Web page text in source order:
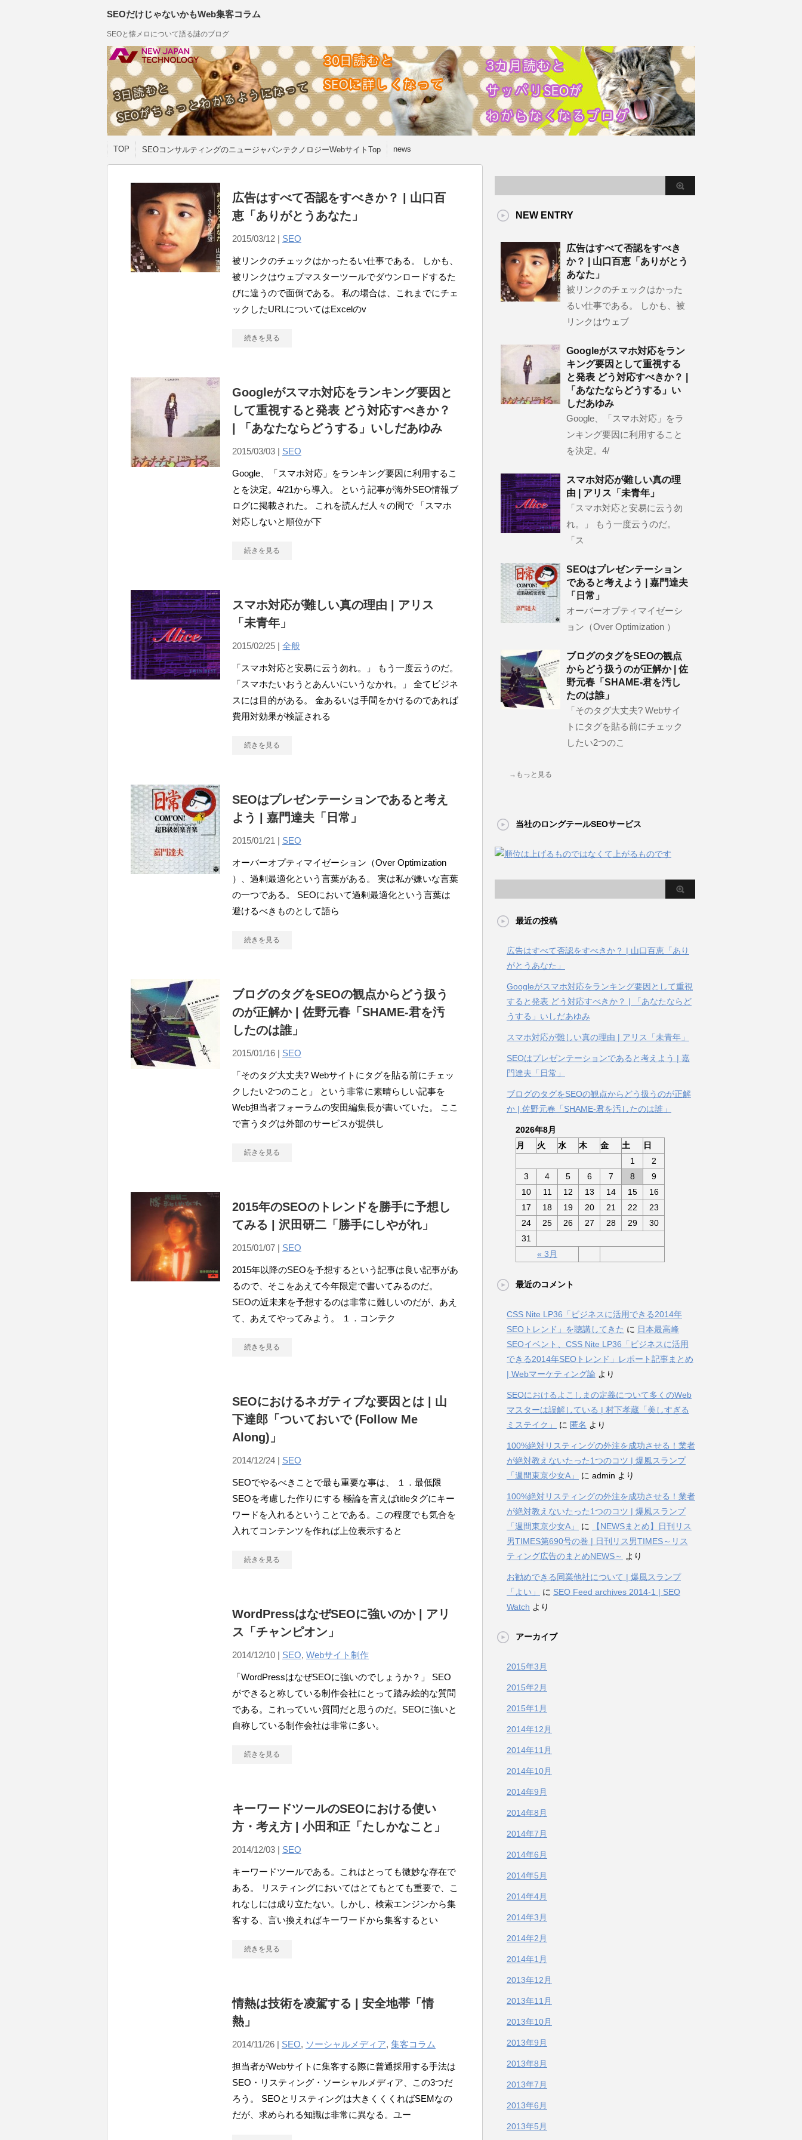
SEOだけじゃないかもWeb集客コラム
SEOと懐メロについて語る謎のブログ
TOP SEOコンサルティングのニュージャパンテクノロジーWebサイトTop news
広告はすべて否認をすべきか？ | 山口百
恵「ありがとうあなた」
2015/03/12 | SEO
被リンクのチェックはかったるい仕事である。 しかも、
被リンクはウェブマスターツールでダウンロードするた
びに違うので面倒である。 私の場合は、これまでにチェ
ックしたURLについてはExcelのv
続きを見る
Googleがスマホ対応をランキング要因と
して重視すると発表 どう対応すべきか？
| 「あなたならどうする」いしだあゆみ
2015/03/03 | SEO
Google、「スマホ対応」をランキング要因に利用するこ
とを決定。4/21から導入。 という記事が海外SEO情報ブ
ログに掲載された。 これを読んだ人々の間で 「スマホ
対応しないと順位が下
続きを見る
スマホ対応が難しい真の理由 | アリス
「未青年」
2015/02/25 | 全般
「スマホ対応と安易に云う勿れ。」 もう一度云うのだ。
「スマホたいおうとあんいにいうなかれ。」 全てビジネ
スには目的がある。 金あるいは手間をかけるのであれば
費用対効果が検証される
続きを見る
SEOはプレゼンテーションであると考え
よう | 嘉門達夫「日常」
2015/01/21 | SEO
オーバーオプティマイゼーション（Over Optimization
）、過剰最適化という言葉がある。 実は私が嫌いな言葉
の一つである。 SEOにおいて過剰最適化という言葉は
避けるべきものとして語ら
続きを見る
ブログのタグをSEOの観点からどう扱う
のが正解か | 佐野元春「SHAME-君を汚
したのは誰」
2015/01/16 | SEO
「そのタグ大丈夫? Webサイトにタグを貼る前にチェッ
クしたい2つのこと」 という非常に素晴らしい記事を
Web担当者フォーラムの安田編集長が書いていた。 ここ
で言うタグは外部のサービスが提供し
続きを見る
2015年のSEOのトレンドを勝手に予想し
てみる | 沢田研二「勝手にしやがれ」
2015/01/07 | SEO
2015年以降のSEOを予想するという記事は良い記事があ
るので、そこをあえて今年限定で書いてみるのだ。
SEOの近未来を予想するのは非常に難しいのだが、あえ
て、あえてやってみよう。 １．コンテク
続きを見る
SEOにおけるネガティブな要因とは | 山
下達郎「ついておいで (Follow Me
Along)」
2014/12/24 | SEO
SEOでやるべきことで最も重要な事は、 １．最低限
SEOを考慮した作りにする 極論を言えばtitleタグにキー
ワードを入れるということである。この程度でも気合を
入れてコンテンツを作れば上位表示すると
続きを見る
WordPressはなぜSEOに強いのか | アリ
ス「チャンピオン」
2014/12/10 | SEO, Webサイト制作
「WordPressはなぜSEOに強いのでしょうか？」 SEO
ができると称している制作会社にとって踏み絵的な質問
である。これっていい質問だと思うのだ。SEOに強いと
自称している制作会社は非常に多い。
続きを見る
キーワードツールのSEOにおける使い
方・考え方 | 小田和正「たしかなこと」
2014/12/03 | SEO
キーワードツールである。これはとっても微妙な存在で
ある。 リスティングにおいてはとてもとても重要で、こ
れなしには成り立たない。しかし、検索エンジンから集
客する、言い換えればキーワードから集客するとい
続きを見る
情熱は技術を凌駕する | 安全地帯「情
熱」
2014/11/26 | SEO, ソーシャルメディア, 集客コラム
担当者がWebサイトに集客する際に普通採用する手法は
SEO・リスティング・ソーシャルメディア、この3つだ
ろう。 SEOとリスティングは大きくくくればSEMなの
だが、求められる知識は非常に異なる。ユー
NEW ENTRY
広告はすべて否認をすべき
か？ | 山口百恵「ありがとう
あなた」
被リンクのチェックはかった
るい仕事である。 しかも、被
リンクはウェブ
Googleがスマホ対応をラン
キング要因として重視する
と発表 どう対応すべきか？ |
「あなたならどうする」い
しだあゆみ
Google、「スマホ対応」をラ
ンキング要因に利用すること
を決定。4/
スマホ対応が難しい真の理
由 | アリス「未青年」
「スマホ対応と安易に云う勿
れ。」 もう一度云うのだ。
「ス
SEOはプレゼンテーション
であると考えよう | 嘉門達夫
「日常」
オーバーオプティマイゼーシ
ョン（Over Optimization ）
ブログのタグをSEOの観点
からどう扱うのが正解か | 佐
野元春「SHAME-君を汚し
たのは誰」
「そのタグ大丈夫? Webサイ
トにタグを貼る前にチェック
したい2つのこ
→もっと見る
当社のロングテールSEOサービス
最近の投稿
広告はすべて否認をすべきか？ | 山口百恵「あり
がとうあなた」
Googleがスマホ対応をランキング要因として重視
すると発表 どう対応すべきか？ | 「あなたならど
うする」いしだあゆみ
スマホ対応が難しい真の理由 | アリス「未青年」
SEOはプレゼンテーションであると考えよう | 嘉
門達夫「日常」
ブログのタグをSEOの観点からどう扱うのが正解
か | 佐野元春「SHAME-君を汚したのは誰」
2026年8月
月
火 水 木 金 土 日
« 3月
1
2
3
4 5 6 7 8
9
10
11 12 13 14 15
16
17
18 19 20 21 22
23
24
25 26 27 28 29
30
31
最近のコメント
CSS Nite LP36「ビジネスに活用できる2014年
SEOトレンド」を聴講してきた に 日本最高峰
SEOイベント、CSS Nite LP36「ビジネスに活用
できる2014年SEOトレンド」レポート記事まとめ
| Webマーケティング論 より
SEOにおけるよこしまの定義について多くのWeb
マスターは誤解している | 村下孝蔵「美しすぎる
ミステイク」
に 匿名 より
100%絶対リスティングの外注を成功させる！業者
が絶対教えないたった1つのコツ | 爆風スランプ
「週間東京少女A」
に admin より
100%絶対リスティングの外注を成功させる！業者
が絶対教えないたった1つのコツ | 爆風スランプ
「週間東京少女A」
に
【NEWSまとめ】日刊リス
男TIMES第690号の巻 | 日刊リス男TIMES～リス
ティング広告のまとめNEWS～ より
お勧めできる同業他社について | 爆風スランプ
「よい」
に SEO Feed archives 2014-1 | SEO
Watch より
アーカイブ
2015年3月
2015年2月
2015年1月
2014年12月
2014年11月
2014年10月
2014年9月
2014年8月
2014年7月
2014年6月
2014年5月
2014年4月
2014年3月
2014年2月
2014年1月
2013年12月
2013年11月
2013年10月
2013年9月
2013年8月
2013年7月
2013年6月
2013年5月